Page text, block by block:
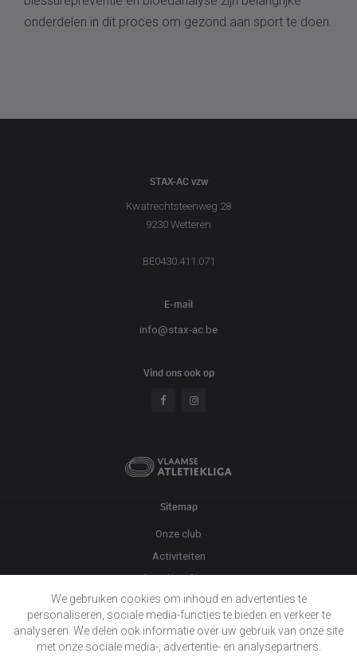
onderdelen in dit proces om gezond aan sport te doen.
We gebruiken cookies om inhoud en advertenties te
personaliseren, sociale media-functies te bieden en verkeer te
analyseren. We delen ook informatie over uw gebruik van onze site
met onze sociale media-, advertentie- en analysepartners.
STAX-AC vzw
Kwatrechtsteenweg 28
9230 Wetteren
BE0430.411.071
E-mail
info@stax-ac.be
Vind ons ook op
Sitemap
Onze club
Activiteiten
Praktische informatie
Evenementen
Twizzit
Nieuws